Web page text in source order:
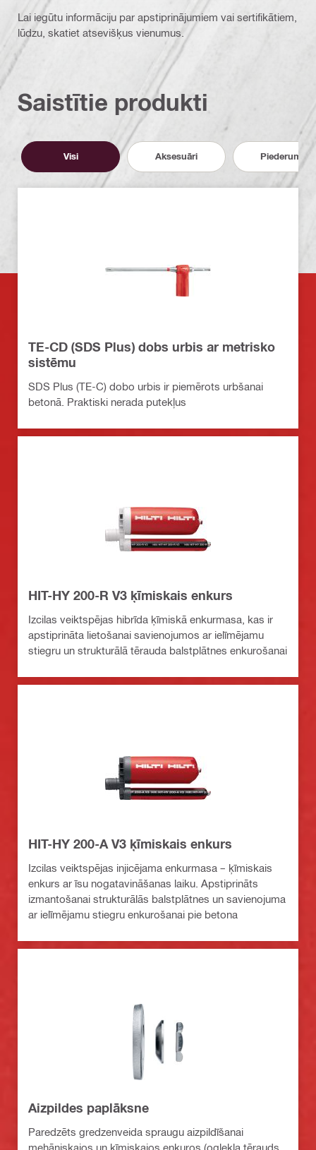
Lai iegūtu informāciju par apstiprinājumiem vai sertifikātiem,
lūdzu, skatiet atsevišķus vienumus.
Saistītie produkti
Visi Aksesuāri Piederumi
TE-CD (SDS Plus) dobs urbis ar metrisko
sistēmu
SDS Plus (TE-C) dobo urbis ir piemērots urbšanai
betonā. Praktiski nerada putekļus
HIT-HY 200-R V3 ķīmiskais enkurs
Izcilas veiktspējas hibrīda ķīmiskā enkurmasa, kas ir
apstiprināta lietošanai savienojumos ar ielīmējamu
stiegru un strukturālā tērauda balstplātnes enkurošanai
HIT-HY 200-A V3 ķīmiskais enkurs
Izcilas veiktspējas injicējama enkurmasa – ķīmiskais
enkurs ar īsu nogatavināšanas laiku. Apstiprināts
izmantošanai strukturālās balstplātnes un savienojuma
ar ielīmējamu stiegru enkurošanai pie betona
Aizpildes paplāksne
Paredzēts gredzenveida spraugu aizpildīšanai
mehāniskajos un ķīmiskajos enkuros (oglekļa tērauds,